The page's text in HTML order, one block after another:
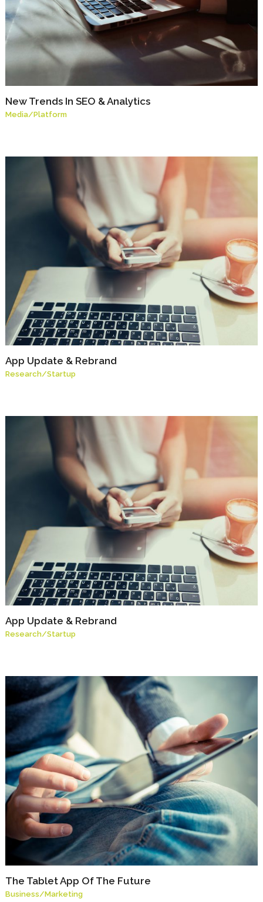
New Trends In SEO & Analytics
Media/Platform
App Update & Rebrand
Research/Startup
App Update & Rebrand
Research/Startup
The Tablet App Of The Future
Business/Marketing